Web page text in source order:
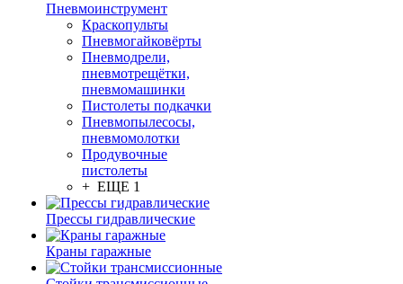
Пневмоинструмент
Краскопульты
Пневмогайковёрты
Пневмодрели,
пневмотрещётки,
пневмомашинки
Пистолеты подкачки
Пневмопылесосы,
пневмомолотки
Продувочные
пистолеты
+ ЕЩЕ 1
Прессы гидравлические
Краны гаражные